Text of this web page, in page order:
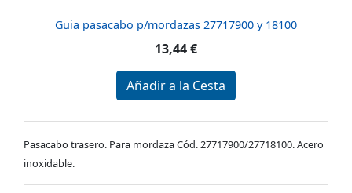
Guia pasacabo p/mordazas 27717900 y 18100
13,44 €
Añadir a la Cesta
Pasacabo trasero. Para mordaza Cód. 27717900/27718100. Acero
inoxidable.